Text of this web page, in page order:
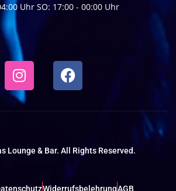
Uhr SO: 17:00 - 00:00 Uhr
Lounge & Bar. All Rights Reserved.
WiderrufsbelehrungAGB